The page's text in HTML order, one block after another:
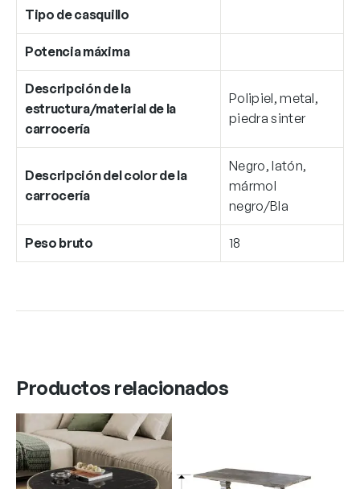
Tipo de casquillo
Potencia máxima
Descripción de la
estructura/material de la
carrocería
Polipiel, metal,
piedra sinter
Descripción del color de la
carrocería
Negro, latón,
mármol
negro/Bla
Peso bruto 18
Productos relacionados